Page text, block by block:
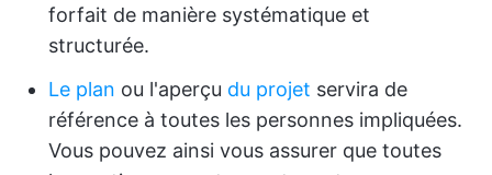
forfait de manière systématique et
structurée.
Le plan ou l'aperçu du projet servira de
référence à toutes les personnes impliquées.
Vous pouvez ainsi vous assurer que toutes